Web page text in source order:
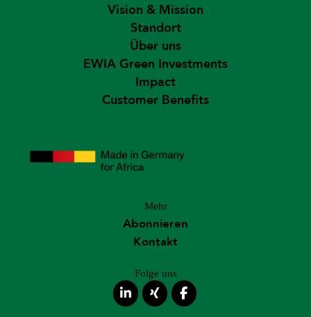
Vision & Mission
Standort
Über uns
EWIA Green Investments
Impact
Customer Benefits
Mehr
Abonnieren
Kontakt
Folge uns